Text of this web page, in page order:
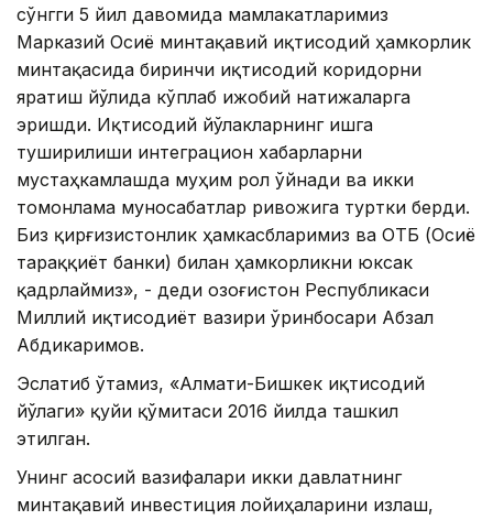
сўнгги 5 йил давомида мамлакатларимиз
Марказий Осиё минтақавий иқтисодий ҳамкорлик
минтақасида биринчи иқтисодий коридорни
яратиш йўлида кўплаб ижобий натижаларга
эришди. Иқтисодий йўлакларнинг ишга
туширилиши интеграцион хабарларни
мустаҳкамлашда муҳим рол ўйнади ва икки
томонлама муносабатлар ривожига туртки берди.
Биз қирғизистонлик ҳамкасбларимиз ва ОТБ (Осиё
тараққиёт банки) билан ҳамкорликни юксак
қадрлаймиз», - деди Қозоғистон Республикаси
Миллий иқтисодиёт вазири ўринбосари Абзал
Абдикаримов.
Эслатиб ўтамиз, «Алмати-Бишкек иқтисодий
йўлаги» қуйи қўмитаси 2016 йилда ташкил
этилган.
Унинг асосий вазифалари икки давлатнинг
минтақавий инвестиция лойиҳаларини излаш,